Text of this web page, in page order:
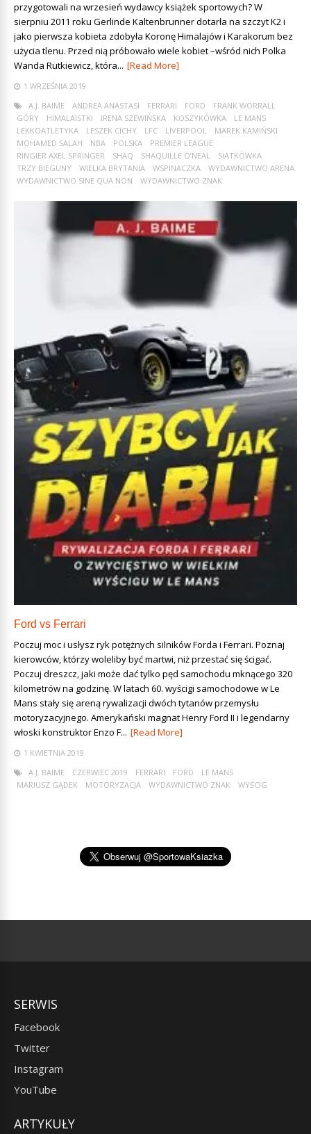
przygotowali na wrzesień wydawcy książek sportowych? W
sierpniu 2011 roku Gerlinde Kaltenbrunner dotarła na szczyt K2 i
jako pierwsza kobieta zdobyła Koronę Himalajów i Karakorum bez
użycia tlenu. Przed nią próbowało wiele kobiet –wśród nich Polka
Wanda Rutkiewicz, która... [Read More]
1 WRZEŚNIA 2019
A.J. BAIME
ANDREA ANASTASI FERRARI FORD
FRANK WORRALL
GÓRY
HIMALAISTKI IRENA SZEWIŃSKA KOSZYKÓWKA
LE MANS
LEKKOATLETYKA
LESZEK CICHY LFC LIVERPOOL
MAREK KAMIŃSKI
MOHAMED SALAH
NBA POLSKA
PREMIER LEAGUE
RINGIER AXEL SPRINGER
SHAQ SHAQUILLE O’NEAL
SIATKÓWKA
TRZY BIEGUNY
WIELKA BRYTANIA WSPINACZKA
WYDAWNICTWO ARENA
WYDAWNICTWO SINE QUA NON
WYDAWNICTWO ZNAK
Ford vs Ferrari
Poczuj moc i usłysz ryk potężnych silników Forda i Ferrari. Poznaj
kierowców, którzy woleliby być martwi, niż przestać się ścigać.
Poczuj dreszcz, jaki może dać tylko pęd samochodu mknącego 320
kilometrów na godzinę. W latach 60. wyścigi samochodowe w Le
Mans stały się areną rywalizacji dwóch tytanów przemysłu
motoryzacyjnego. Amerykański magnat Henry Ford II i legendarny
włoski konstruktor Enzo F... [Read More]
1 KWIETNIA 2019
A.J. BAIME
CZERWIEC 2019 FERRARI FORD
LE MANS
MARIUSZ GĄDEK
MOTORYZACJA WYDAWNICTWO ZNAK WYŚCIG
SERWIS
Facebook
Twitter
Instagram
YouTube
ARTYKUŁY